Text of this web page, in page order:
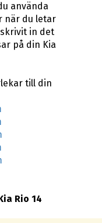
använda
när du letar
in det
på din Kia
till din
Rio 14